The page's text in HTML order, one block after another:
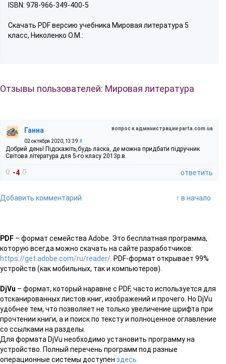
ISBN: 978-966-349-400-5
Скачать PDF версию учебника Мировая литература 5
класс, Николенко О.М.:
Отзывы пользователей: Мировая литература
вопрос к администрации parta.com.ua
Ганна
02 октября 2020, 13:39 #
Добрий день! Підскажіть,будь ласка, де можна придбати підручник
Світова література для 5-го класу 2013р.в.
-4 ответить
Добавить комментарий ↑ в начало
PDF – формат семейства Adobe. Это бесплатная программа,
которую всегда можно скачать на сайте разработчиков:
https://get.adobe.com/ru/reader/ . PDF-формат открывает 99%
устройств (как мобильных, так и компьютеров).
DjVu – формат, который наравне с PDF, часто используется для
отсканированных листов книг, изображений и прочего. Но DjVu
удобнее тем, что позволяет не только увеличение шрифта при
прочтении книги, а и поиск по тексту и полноценное оглавление
со ссылками на разделы.
Для формата DjVu необходимо установить программу на
устройство. Полный перечень программ под разные
операционные системы доступен здесь